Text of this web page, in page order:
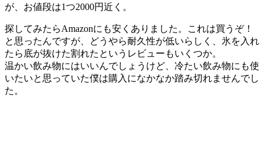
が、お値段は1つ2000円近く。
探してみたらAmazonにも安くありました。これは買うぞ！
と思ったんですが、どうやら耐久性が低いらしく、氷を入れ
たら底が抜けた割れたというレビューもいくつか。
温かい飲み物にはいいんでしょうけど、冷たい飲み物にも使
いたいと思っていた僕は購入になかなか踏み切れませんでし
た。